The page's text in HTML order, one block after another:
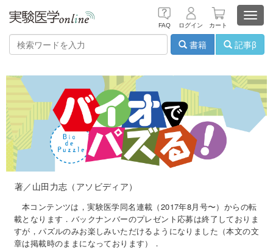
FAQ ログイン カート
書籍
記事β
著／山田力志（アソビディア）
本コンテンツは，実験医学同名連載（2017年8月号〜）からの転
載となります．バックナンバーのプレゼント応募は終了しておりま
すが，パズルのみお楽しみいただけるようになりました（本文の文
章は掲載時のままになっております）．